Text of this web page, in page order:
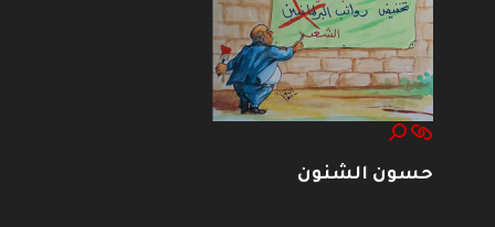
حسون الشنون